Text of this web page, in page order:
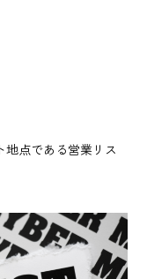
点である営業リス